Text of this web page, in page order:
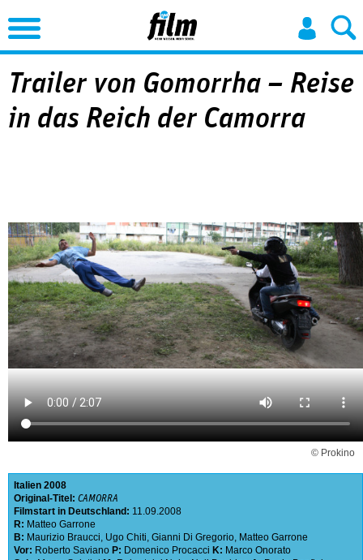
Jump to Navigation
Trailer von Gomorrha – Reise
in das Reich der Camorra
© Prokino
Italien 2008
Original-Titel: CAMORRA
Filmstart in Deutschland: 11.09.2008
R: Matteo Garrone
B: Maurizio Braucci, Ugo Chiti, Gianni Di Gregorio, Matteo Garrone
Vor: Roberto Saviano P: Domenico Procacci K: Marco Onorato